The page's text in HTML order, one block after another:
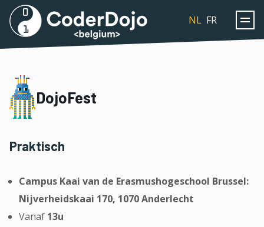
CoderdojoNL FR
DojoFest
Praktisch
Campus Kaai van de Erasmushogeschool Brussel:
Nijverheidskaai 170, 1070 Anderlecht
Vanaf 13u